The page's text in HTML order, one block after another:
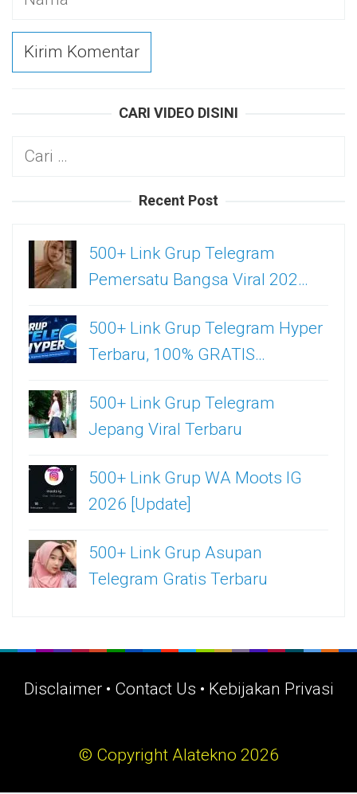
CARI VIDEO DISINI
Cari
Recent Post
500+ Link Grup Telegram
Pemersatu Bangsa Viral 202…
500+ Link Grup Telegram Hyper
Terbaru, 100% GRATIS…
500+ Link Grup Telegram
Jepang Viral Terbaru
500+ Link Grup WA Moots IG
2026 [Update]
500+ Link Grup Asupan
Telegram Gratis Terbaru
Disclaimer• Contact Us • Kebijakan Privasi
© Copyright Alatekno 2026